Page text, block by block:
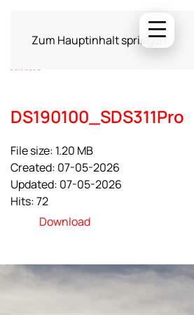
Zum Hauptinhalt springen
DS190100_SDS311Pro
File size: 1.20 MB
Created: 07-05-2026
Updated: 07-05-2026
Hits: 72
Download